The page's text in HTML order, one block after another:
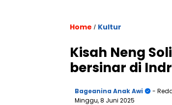
Home / Kultur
Kisah Neng
bersinar di
Bageanina Anak Awi
-
Minggu, 8 Juni 2025